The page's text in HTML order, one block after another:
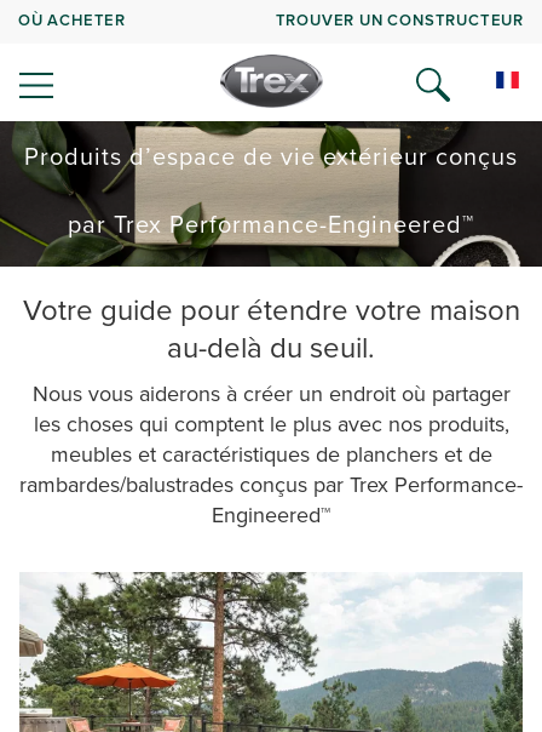
OÙ ACHETER TROUVER UN CONSTRUCTEUR
Produits d’espace de vie extérieur conçus
par Trex Performance-Engineered™
Votre guide pour étendre votre maison
au-delà du seuil.
Nous vous aiderons à créer un endroit où partager
les choses qui comptent le plus avec nos produits,
meubles et caractéristiques de planchers et de
rambardes/balustrades conçus par Trex Performance-
Engineered™